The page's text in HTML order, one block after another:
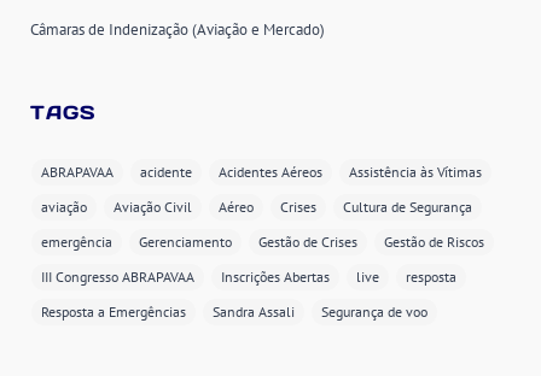
Câmaras de Indenização (Aviação e Mercado)
TAGS
ABRAPAVAA acidente Acidentes Aéreos
Assistência às Vítimas
aviação
Aviação Civil Aéreo Crises
Cultura de Segurança
emergência
Gerenciamento Gestão de Crises
Gestão de Riscos
III Congresso ABRAPAVAA
Inscrições Abertas live
resposta
Resposta a Emergências
Sandra Assali Segurança de voo